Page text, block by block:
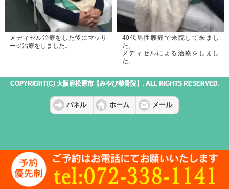
メディセル治療をした後にマッサ
ージ治療をしました。
40代男性腰痛で来院して来まし
た。
メディセルによる治療をしまし
た。
COPYRIGHT(C) 大阪府松原市【みやび整骨院】. ALL RIGHTS RESERVED.
パネル ホーム メール